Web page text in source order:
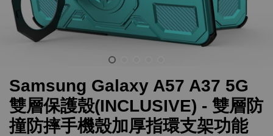
Samsung Galaxy A57 A37 5G
雙層保護殼(INCLUSIVE) - 雙層防
撞防摔手機殼加厚指環支架功能